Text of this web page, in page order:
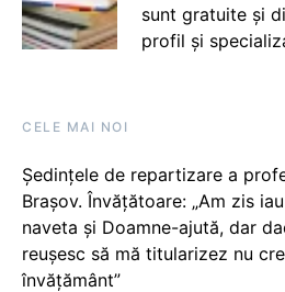
sunt gratuite și
profil și
CELE MAI NOI
Ședințele de repartizare a
Brașov. Învățătoare: „Am zis
naveta și Doamne-ajută, dar
reușesc să mă titularizez nu
învățământ”